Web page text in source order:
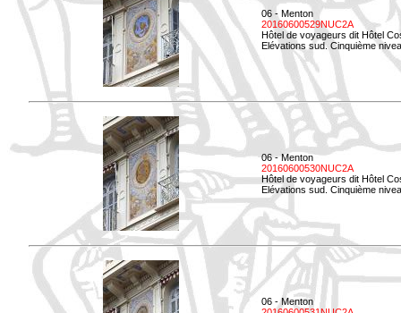
06 - Menton
20160600529NUC2A
Hôtel de voyageurs dit Hôtel
Elévations sud. Cinquième
06 - Menton
20160600530NUC2A
Hôtel de voyageurs dit Hôtel
Elévations sud. Cinquième
06 - Menton